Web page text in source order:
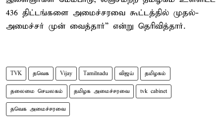
436 திட்டங்களை அமைச்சரவை கூட்டத்தில் முதல்-
அமைச்சர் முன் வைத்தார்” என்று தெரிவித்தார்.
TVK தவெக Vijay Tamilnadu விஜய் தமிழகம்
தலைமை செயலகம் தமிழக அமைச்சரவை tvk cabinet
தவெக அமைச்சரவை